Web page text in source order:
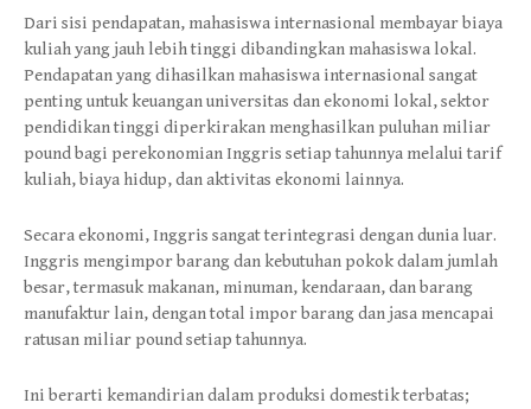
Dari sisi pendapatan, mahasiswa internasional membayar biaya
kuliah yang jauh lebih tinggi dibandingkan mahasiswa lokal.
Pendapatan yang dihasilkan mahasiswa internasional sangat
penting untuk keuangan universitas dan ekonomi lokal, sektor
pendidikan tinggi diperkirakan menghasilkan puluhan miliar
pound bagi perekonomian Inggris setiap tahunnya melalui tarif
kuliah, biaya hidup, dan aktivitas ekonomi lainnya.
Secara ekonomi, Inggris sangat terintegrasi dengan dunia luar.
Inggris mengimpor barang dan kebutuhan pokok dalam jumlah
besar, termasuk makanan, minuman, kendaraan, dan barang
manufaktur lain, dengan total impor barang dan jasa mencapai
ratusan miliar pound setiap tahunnya.
Ini berarti kemandirian dalam produksi domestik terbatas;